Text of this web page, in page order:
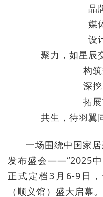
品
媒
设
聚力，如星辰
构
深
拓
共生，待羽翼
一场围绕中国家
发布盛会——“2025中
正式定档3月6-9日
（顺义馆）盛大启幕